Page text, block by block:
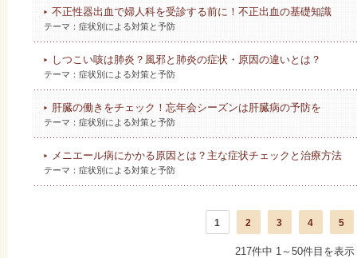
不正性器出血で婦人科を受診する前に！不正出血の基礎知識
テーマ： 症状別による対策と予防
しつこい咳は肺炎？風邪と肺炎の症状・原因の違いとは？
テーマ： 症状別による対策と予防
肝臓の働きをチェック！忘年会シーズンは肝臓病の予防を
テーマ： 症状別による対策と予防
メニエール病にかかる原因とは？主な症状チェックと治療方法
テーマ： 症状別による対策と予防
1 2 3 4 5
217件中 1～50件目を表示